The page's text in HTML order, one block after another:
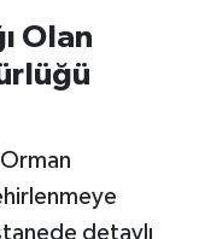
Olan
Orman
detaylı